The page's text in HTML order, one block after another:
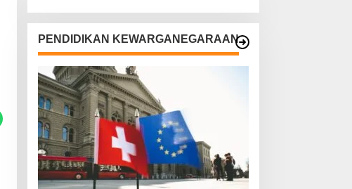
PENDIDIKAN KEWARGANEGARAAN